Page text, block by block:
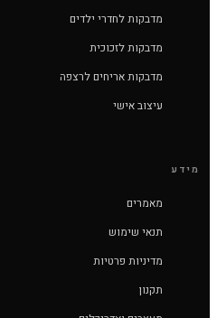
מדבקות לחדרי ילדים
מדבקות לזכוכית
מדבקות אריחים לרצפה
עיצוב אישי
מידע
מאמרים
תנאי שימוש
מדיניות פרטיות
תקנון